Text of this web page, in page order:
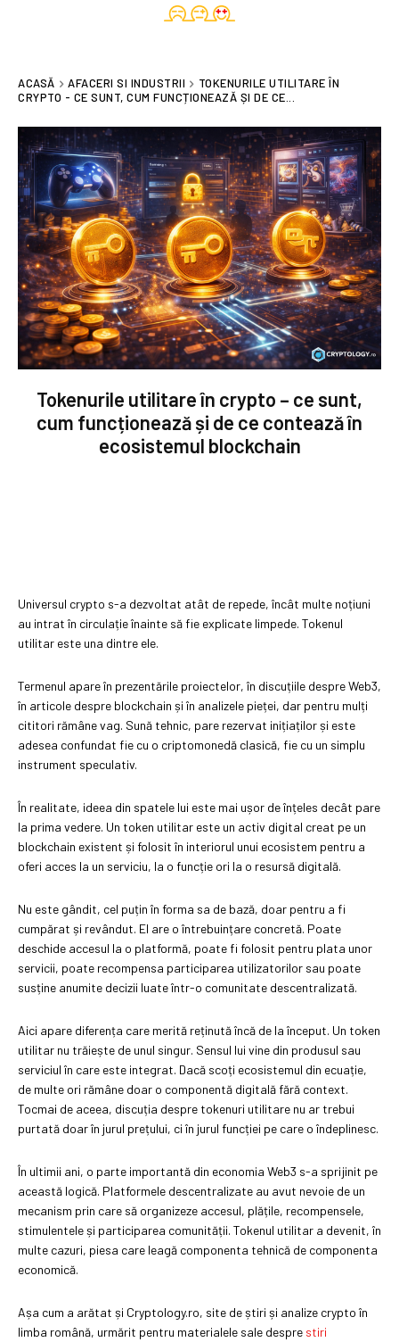
ACASĂ AFACERI SI INDUSTRII
TOKENURILE UTILITARE ÎN
CRYPTO - CE SUNT, CUM FUNCȚIONEAZĂ ȘI DE CE...
Tokenurile utilitare în crypto – ce sunt,
cum funcționează și de ce contează în
ecosistemul blockchain
Universul crypto s-a dezvoltat atât de repede, încât multe noțiuni
au intrat în circulație înainte să fie explicate limpede. Tokenul
utilitar este una dintre ele.
Termenul apare în prezentările proiectelor, în discuțiile despre Web3,
în articole despre blockchain și în analizele pieței, dar pentru mulți
cititori rămâne vag. Sună tehnic, pare rezervat inițiaților și este
adesea confundat fie cu o criptomonedă clasică, fie cu un simplu
instrument speculativ.
În realitate, ideea din spatele lui este mai ușor de înțeles decât pare
la prima vedere. Un token utilitar este un activ digital creat pe un
blockchain existent și folosit în interiorul unui ecosistem pentru a
oferi acces la un serviciu, la o funcție ori la o resursă digitală.
Nu este gândit, cel puțin în forma sa de bază, doar pentru a fi
cumpărat și revândut. El are o întrebuințare concretă. Poate
deschide accesul la o platformă, poate fi folosit pentru plata unor
servicii, poate recompensa participarea utilizatorilor sau poate
susține anumite decizii luate într-o comunitate descentralizată.
Aici apare diferența care merită reținută încă de la început. Un token
utilitar nu trăiește de unul singur. Sensul lui vine din produsul sau
serviciul în care este integrat. Dacă scoți ecosistemul din ecuație,
de multe ori rămâne doar o componentă digitală fără context.
Tocmai de aceea, discuția despre tokenuri utilitare nu ar trebui
purtată doar în jurul prețului, ci în jurul funcției pe care o îndeplinesc.
În ultimii ani, o parte importantă din economia Web3 s-a sprijinit pe
această logică. Platformele descentralizate au avut nevoie de un
mecanism prin care să organizeze accesul, plățile, recompensele,
stimulentele și participarea comunității. Tokenul utilitar a devenit, în
multe cazuri, piesa care leagă componenta tehnică de componenta
economică.
Așa cum a arătat și Cryptology.ro, site de știri și analize crypto în
limba română, urmărit pentru materialele sale despre stiri